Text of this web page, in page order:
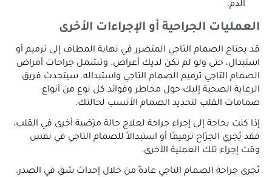
الدم.
العمليات الجراحية أو الإجراءات الأخرى
قد يحتاج الصمام التاجي المتضرر في نهاية المطاف إلى ترميم أو
استبدال، حتى ولو لم تكن لديك أعراض. وتشمل جراحات أمراض
الصمام التاجي ترميم الصمام التاجي واستبداله. سيتحدث فريق
الرعاية الصحية إليك حول مخاطر وفوائد كل نوع من أنواع
صمامات القلب لتحديد الصمام الأنسب لحالتك.
إذا كنت بحاجة إلى إجراء جراحة لعلاج حالة مرَضية أخرى في القلب،
فقد يُجري الجرّاح ترميمًا أو استبدالاً للصمام التاجي في نفس
وقت إجراء تلك العملية الأخرى.
تُجرى جراحة الصمام التاجي عادةً من خلال إحداث شق في الصدر.